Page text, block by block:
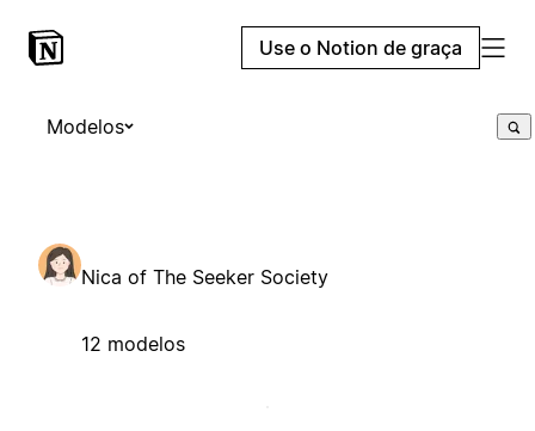
Use o Notion de graça
Modelos
Nica of The Seeker Society
12 modelos